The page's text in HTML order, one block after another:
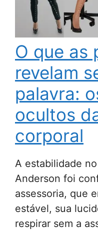
O que as
revelam
palavra:
ocultos
corporal
A estabilidade
Anderson foi
assessoria, que
estável, sua
respirar sem a